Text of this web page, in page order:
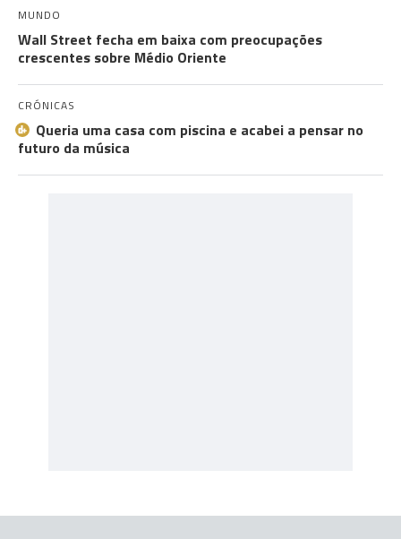
MUNDO
Wall Street fecha em baixa com preocupações
crescentes sobre Médio Oriente
CRÓNICAS
Queria uma casa com piscina e acabei a pensar no
futuro da música